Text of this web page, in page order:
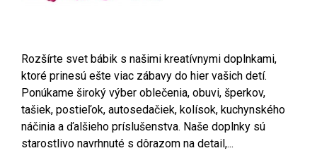
Rozšírte svet bábik s našimi kreatívnymi doplnkami,
ktoré prinesú ešte viac zábavy do hier vašich detí.
Ponúkame široký výber oblečenia, obuvi, šperkov,
tašiek, postieľok, autosedačiek, kolísok, kuchynského
náčinia a ďalšieho príslušenstva. Naše doplnky sú
starostlivo navrhnuté s dôrazom na detail,...